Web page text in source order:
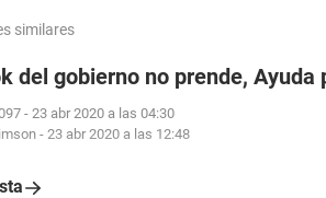
similares
del gobierno no prende, Ayuda
- 23 abr 2020 a las 04:30
- 23 abr 2020 a las 12:48